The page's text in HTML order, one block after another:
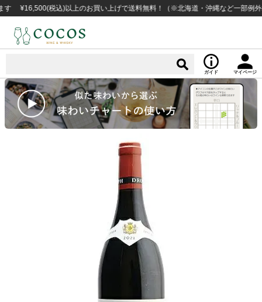
税込)以上のお買い上げで送料無料！（※北海道・沖縄など一部例外地域あ
ガイド マイページ